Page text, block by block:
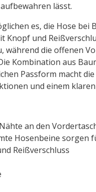
lässt.
es, die Hose bei
Knopf und
während die offenen
Kombination aus
Passform macht
und einem
an den
Hosenbeine sorgen
Reißverschluss